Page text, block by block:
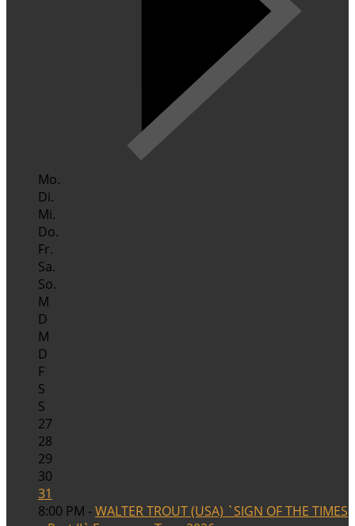
Mo.
Di.
Mi.
Do.
Fr.
Sa.
So.
M
D
M
D
F
S
S
27
28
29
30
31
8:00 PM -WALTER TROUT (USA) `SIGN OF THE TIMES